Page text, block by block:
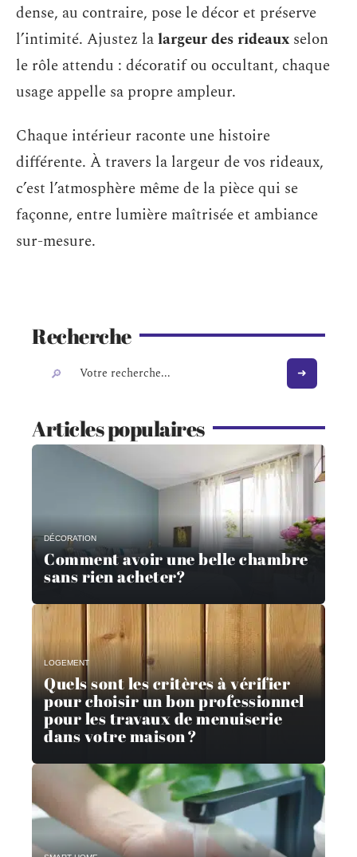
dense, au contraire, pose le décor et préserve
l’intimité. Ajustez lalargeur des rideaux selon
le rôle attendu : décoratif ou occultant, chaque
usage appelle sa propre ampleur.
Chaque intérieur raconte une histoire
différente. À travers la largeur de vos rideaux,
c’est l’atmosphère même de la pièce qui se
façonne, entre lumière maîtrisée et ambiance
sur-mesure.
Recherche
Articles populaires
DÉCORATION
Comment avoir une belle chambre
sans rien acheter?
LOGEMENT
Quels sont les critères à vérifier
pour choisir un bon professionnel
pour les travaux de menuiserie
dans votre maison ?